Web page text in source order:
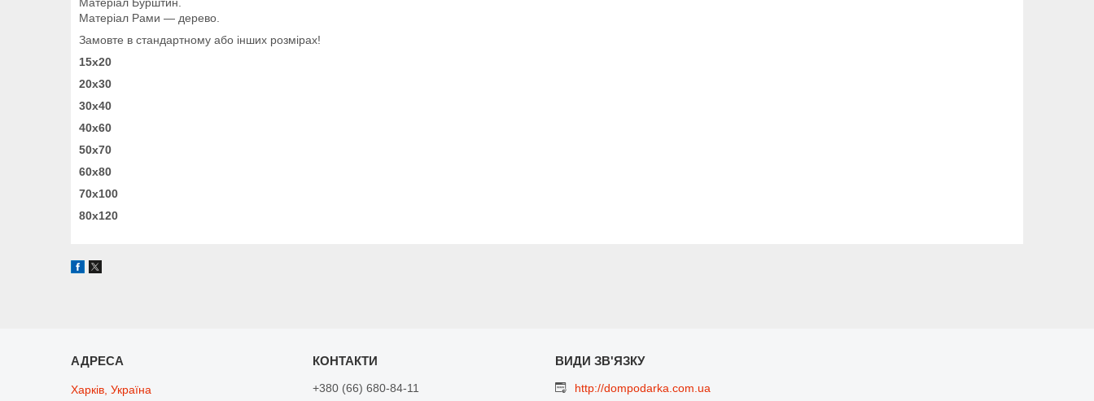
Матеріал Рами — дерево.
Замовте в стандартному або інших розмірах!
15x20
20x30
30x40
40x60
50x70
60x80
70x100
80x120
Харків, Україна
+380 (66) 680-84-11
http://dompodarka.com.ua